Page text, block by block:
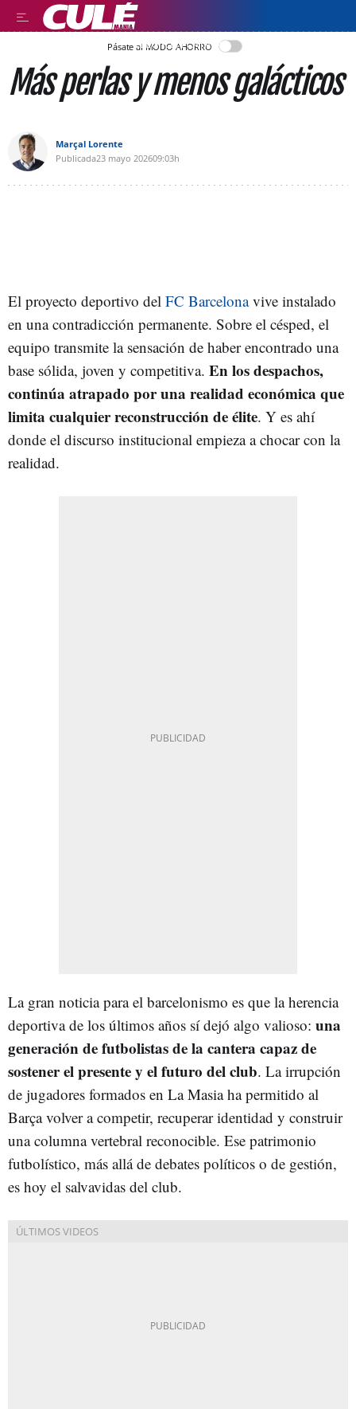
LLEGIR EN CATALÀ
Pásate al MODO AHORRO
Más perlas y menos galácticos
Marçal Lorente
Publicada23 mayo 202609:03h
El proyecto deportivo del FC Barcelonavive instalado
en una contradicción permanente. Sobre el césped, el
equipo transmite la sensación de haber encontrado una
base sólida, joven y competitiva. En los despachos,
continúa atrapado por una realidad económica que
limita cualquier reconstrucción de élite. Y es ahí
donde el discurso institucional empieza a chocar con la
realidad.
La gran noticia para el barcelonismo es que la herencia
deportiva de los últimos años sí dejó algo valioso: una
generación de futbolistas de la cantera capaz de
sostener el presente y el futuro del club. La irrupción
de jugadores formados en La Masia ha permitido al
Barça volver a competir, recuperar identidad y construir
una columna vertebral reconocible. Ese patrimonio
futbolístico, más allá de debates políticos o de gestión,
es hoy el salvavidas del club.